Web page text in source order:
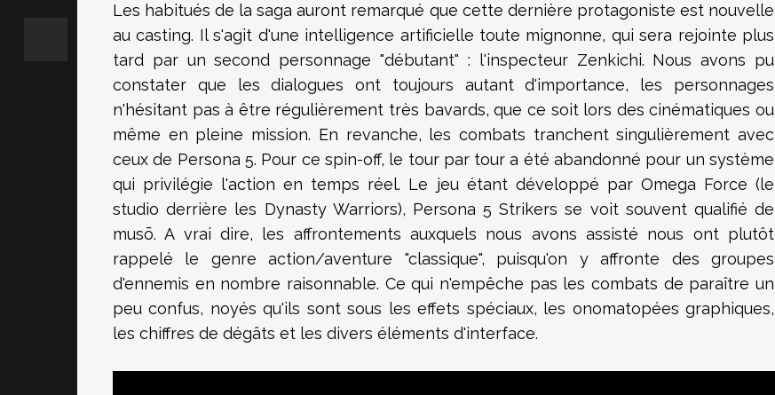
Les habitués de la saga auront remarqué que cette dernière protagoniste est nouvelle
au casting. Il s'agit d'une intelligence artificielle toute mignonne, qui sera rejointe plus
tard par un second personnage "débutant" : l'inspecteur Zenkichi. Nous avons pu
constater que les dialogues ont toujours autant d'importance, les personnages
n'hésitant pas à être régulièrement très bavards, que ce soit lors des cinématiques ou
même en pleine mission. En revanche, les combats tranchent singulièrement avec
ceux de Persona 5. Pour ce spin-off, le tour par tour a été abandonné pour un système
qui privilégie l'action en temps réel. Le jeu étant développé par Omega Force (le
studio derrière les Dynasty Warriors), Persona 5 Strikers se voit souvent qualifié de
musō. A vrai dire, les affrontements auxquels nous avons assisté nous ont plutôt
rappelé le genre action/aventure "classique", puisqu'on y affronte des groupes
d'ennemis en nombre raisonnable. Ce qui n'empêche pas les combats de paraître un
peu confus, noyés qu'ils sont sous les effets spéciaux, les onomatopées graphiques,
les chiffres de dégâts et les divers éléments d'interface.